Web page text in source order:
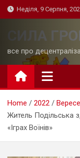
Skip
to
Неділя, 9 Серпня,
СИЛА
все про
Home 2022
Житель Подільська
«Іграх Воїнів»